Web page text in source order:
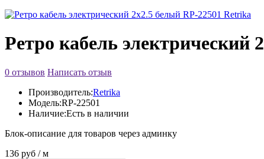
Ретро кабель
0 отзывов Написать отзыв
Производитель:Retrika
Модель:RP-22501
Наличие:Есть в наличии
Блок-описание для товаров через админку
136 руб / м